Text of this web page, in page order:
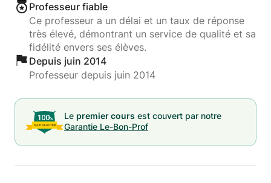
Professeur fiable
Ce professeur a un délai et un taux de réponse
très élevé, démontrant un service de qualité et sa
fidélité envers ses élèves.
Depuis juin 2014
Professeur depuis juin 2014
Le premier cours est couvert par notre
Garantie Le-Bon-Prof